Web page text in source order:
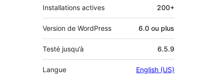
Installations actives 200+
Version de WordPress 6.0 ou plus
Testé jusqu’à 6.5.9
Langue English (US)